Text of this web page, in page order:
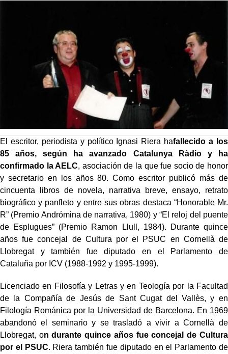
El escritor, periodista y político Ignasi Riera hafallecido a los
85 años, según ha avanzado Catalunya Ràdio y ha
confirmado la AELC, asociación de la que fue socio de honor
y secretario en los años 80. Como escritor publicó más de
cincuenta libros de novela, narrativa breve, ensayo, retrato
biográfico y panfleto y entre sus obras destaca “Honorable Mr.
R” (Premio Andrómina de narrativa, 1980) y “El reloj del puente
de Esplugues” (Premio Ramon Llull, 1984). Durante quince
años fue concejal de Cultura por el PSUC en Cornellà de
Llobregat y también fue diputado en el Parlamento de
Cataluña por ICV (1988-1992 y 1995-1999).
Licenciado en Filosofía y Letras y en Teología por la Facultad
de la Compañía de Jesús de Sant Cugat del Vallès, y en
Filología Románica por la Universidad de Barcelona. En 1969
abandonó el seminario y se trasladó a vivir a Cornellà de
Llobregat, on durante quince años fue concejal de Cultura
por el PSUC. Riera también fue diputado en el Parlamento de